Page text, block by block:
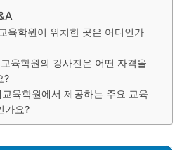
육학원이 위치한 곳은 어디인가
육학원의 강사진은 어떤 자격을
?
육학원에서 제공하는 주요 교육
가요?